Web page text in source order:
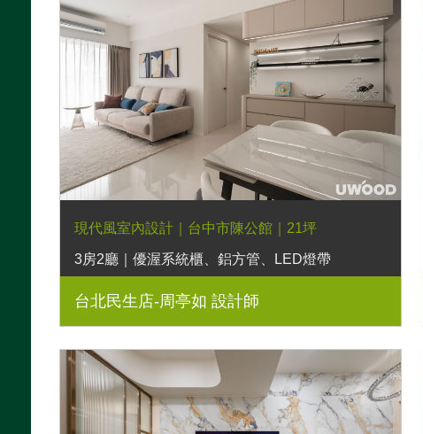
現代風室內設計｜台中市陳公館｜21坪
3房2廳｜優渥系統櫃、鋁方管、LED燈帶
台北民生店-周亭如 設計師